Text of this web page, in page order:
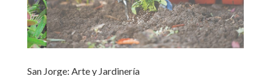
San Jorge: Arte y Jardinería